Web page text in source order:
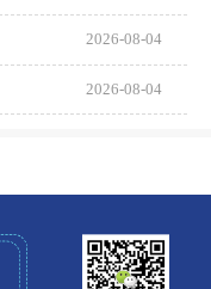
2026-08-04
2026-08-04